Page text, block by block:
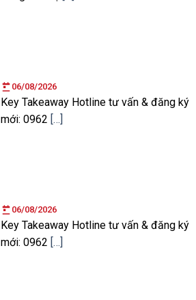
06/08/2026
Key Takeaway Hotline tư vấn & đăng ký
mới: 0962 […]
06/08/2026
Key Takeaway Hotline tư vấn & đăng ký
mới: 0962 […]